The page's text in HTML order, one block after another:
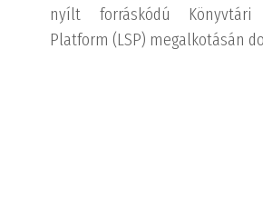
nyílt forráskódú Könyvtári
Platform (LSP) megalkotásán